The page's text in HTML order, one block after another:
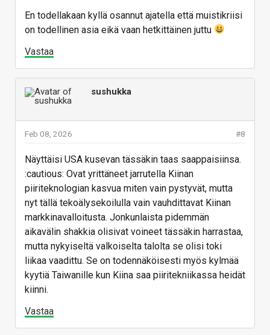
En todellakaan kyllä osannut ajatella että muistikriisi
on todellinen asia eikä vaan hetkittäinen juttu
Vastaa
sushukka
#8
Feb 08, 2026
Näyttäisi USA kusevan tässäkin taas saappaisiinsa.
:cautious: Ovat yrittäneet jarrutella Kiinan
piiriteknologian kasvua miten vain pystyvät, mutta
nyt tällä tekoälysekoilulla vain vauhdittavat Kiinan
markkinavalloitusta. Jonkunlaista pidemmän
aikavälin shakkia olisivat voineet tässäkin harrastaa,
mutta nykyiseltä valkoiselta talolta se olisi toki
liikaa vaadittu. Se on todennäköisesti myös kylmää
kyytiä Taiwanille kun Kiina saa piiritekniikassa heidät
kiinni.
Vastaa